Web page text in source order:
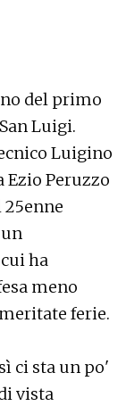
del primo
Luigi.
Luigino
Ezio Peruzzo
ha
meno
ferie.
ci sta un po'
vista